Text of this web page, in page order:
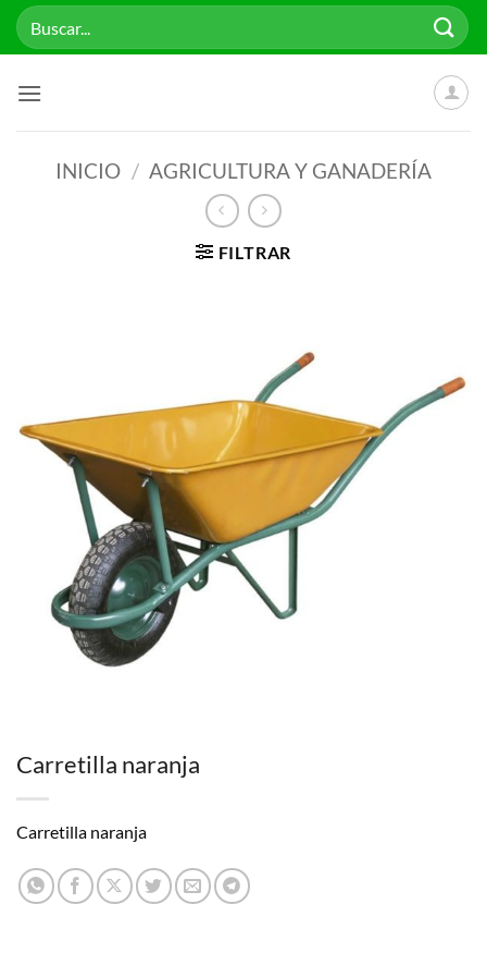
Saltar
Buscar
por:
INICIO / AGRICULTURA Y GANADERÍA
FILTRAR
Carretilla naranja
Carretilla naranja